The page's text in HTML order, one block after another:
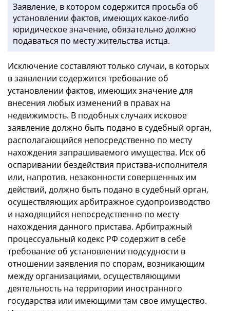
Заявление, в котором содержится просьба об
установлении фактов, имеющих какое-либо
юридическое значение, обязательно должно
подаваться по месту жительства истца.
Исключение составляют только случаи, в которых
в заявлении содержится требование об
установлении фактов, имеющих значение для
внесения любых изменений в правах на
недвижимость. В подобных случаях исковое
заявление должно быть подано в судебный орган,
располагающийся непосредственно по месту
нахождения запрашиваемого имущества. Иск об
оспаривании бездействия пристава-исполнителя
или, напротив, незаконности совершенных им
действий, должно быть подано в судебный орган,
осуществляющих арбитражное судопроизводство
и находящийся непосредственно по месту
нахождения данного пристава. Арбитражный
процессуальный кодекс РФ содержит в себе
требование об установлении подсудности в
отношении заявления по спорам, возникающим
между организациями, осуществляющими
деятельность на территории иностранного
государства или имеющими там свое имущество.